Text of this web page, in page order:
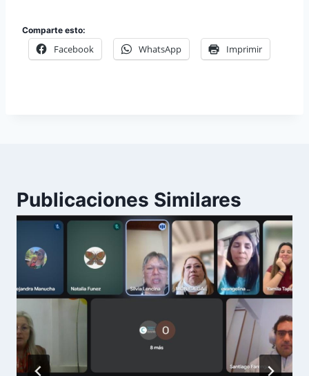
Comparte esto:
Facebook WhatsApp Imprimir
Publicaciones Similares